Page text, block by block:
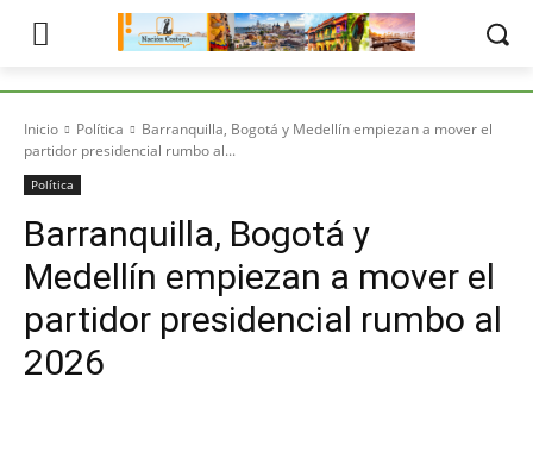
Inicio Política
Barranquilla, Bogotá y Medellín empiezan a mover el
partidor presidencial rumbo al...
Política
Barranquilla, Bogotá y
Medellín empiezan a mover el
partidor presidencial rumbo al
2026